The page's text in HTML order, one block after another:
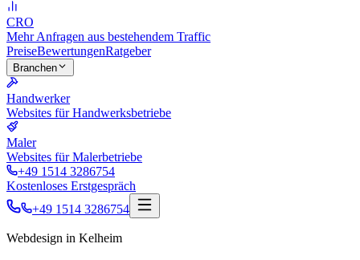
CRO
Mehr Anfragen aus bestehendem Traffic
PreiseBewertungenRatgeber
Branchen
Handwerker
Websites für Handwerksbetriebe
Maler
Websites für Malerbetriebe
+49 1514 3286754
Kostenloses Erstgespräch
+49 1514 3286754
Webdesign in Kelheim